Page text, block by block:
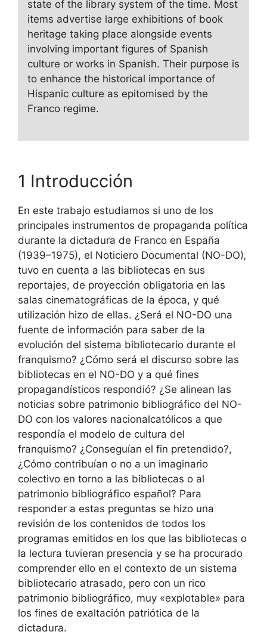
state of the library system of the time. Most
items advertise large exhibitions of book
heritage taking place alongside events
involving important figures of Spanish
culture or works in Spanish. Their purpose is
to enhance the historical importance of
Hispanic culture as epitomised by the
Franco regime.
1 Introducción
En este trabajo estudiamos si uno de los
principales instrumentos de propaganda política
durante la dictadura de Franco en España
(1939–1975), el Noticiero Documental (NO-DO),
tuvo en cuenta a las bibliotecas en sus
reportajes, de proyección obligatoria en las
salas cinematográficas de la época, y qué
utilización hizo de ellas. ¿Será el NO-DO una
fuente de información para saber de la
evolución del sistema bibliotecario durante el
franquismo? ¿Cómo será el discurso sobre las
bibliotecas en el NO-DO y a qué fines
propagandísticos respondió? ¿Se alinean las
noticias sobre patrimonio bibliográfico del NO-
DO con los valores nacionalcatólicos a que
respondía el modelo de cultura del
franquismo? ¿Conseguían el fin pretendido?,
¿Cómo contribuían o no a un imaginario
colectivo en torno a las bibliotecas o al
patrimonio bibliográfico español? Para
responder a estas preguntas se hizo una
revisión de los contenidos de todos los
programas emitidos en los que las bibliotecas o
la lectura tuvieran presencia y se ha procurado
comprender ello en el contexto de un sistema
bibliotecario atrasado, pero con un rico
patrimonio bibliográfico, muy «explotable» para
los fines de exaltación patriótica de la
dictadura.